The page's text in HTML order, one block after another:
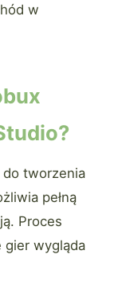
w
tworzenia
pełną
Proces
gier wygląda